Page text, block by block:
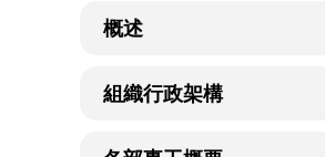
概述
組織行政架構